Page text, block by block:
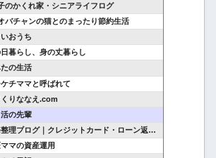
のかくれ家・シニアライフログ
バチャンの猫とのまったり節約生活
おうち
暮らし、身の丈暮らし
たの生活
チママと呼ばれて
りななえ.com
の先輩
理ブログ｜クレジットカード・ローン返済で悩んでいる方へ
マの資産運用